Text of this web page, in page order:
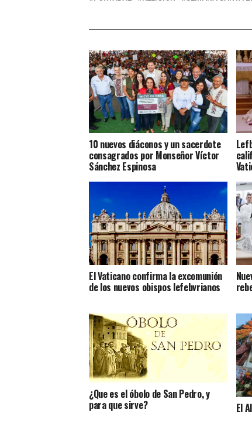
10 nuevos diáconos y un sacerdote
consagrados por Monseñor Víctor
Sánchez Espinosa
El Vaticano confirma la excomunión
de los nuevos obispos lefebvrianos
¿Que es el óbolo de San Pedro, y
para que sirve? El